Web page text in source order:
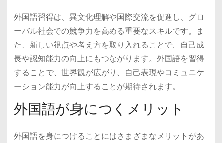
外国語習得は、異文化理解や国際交流を促進し、グロ
ーバル社会での競争力を高める重要なスキルです。ま
た、新しい視点や考え方を取り入れることで、自己成
長や認知能力の向上にもつながります。外国語を習得
することで、世界観が広がり、自己表現やコミュニケ
ーション能力が向上することが期待されます。
外国語が身につくメリット
外国語を身につけることにはさまざまなメリットがあ